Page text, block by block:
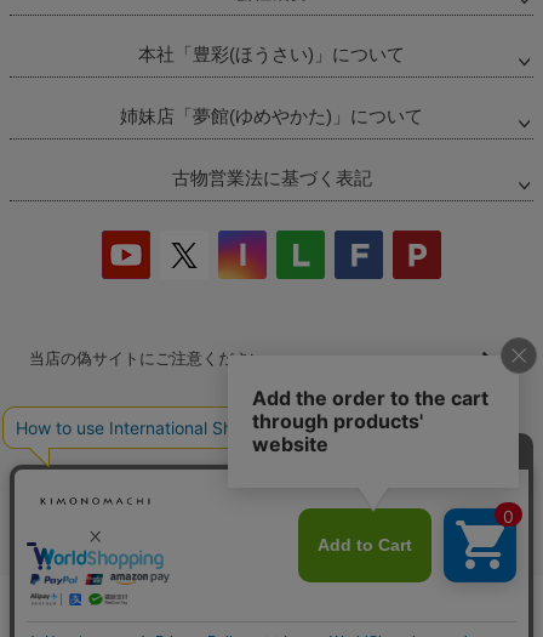
本社「豊彩(ほうさい)」について
姉妹店「夢館(ゆめやかた)」について
古物営業法に基づく表記
当店の偽サイトにご注意ください
商品の無断販売・転売の禁止について
会社概要プライバシーポリシー 特定商取引法お問い合わせ